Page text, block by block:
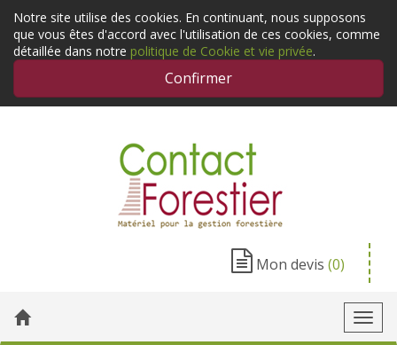
Notre site utilise des cookies. En continuant, nous supposons
que vous êtes d'accord avec l'utilisation de ces cookies, comme
détaillée dans notre politique de Cookie et vie privée.
Confirmer
Mon devis (0)